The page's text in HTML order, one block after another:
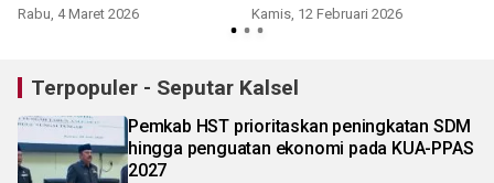
Rabu, 4 Maret 2026 Kamis, 12 Februari 2026
Terpopuler - Seputar Kalsel
Pemkab HST prioritaskan peningkatan SDM
hingga penguatan ekonomi pada KUA-PPAS
2027